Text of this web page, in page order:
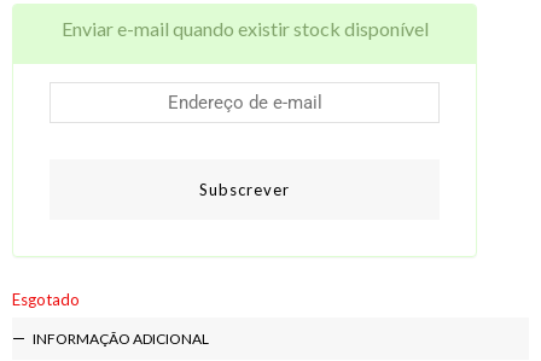
Enviar e-mail quando existir stock disponível
Subscrever
Esgotado
INFORMAÇÃO ADICIONAL